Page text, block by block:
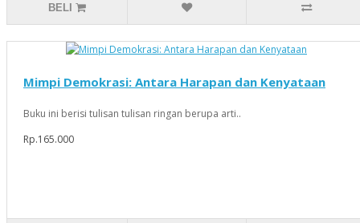
BELI
Mimpi Demokrasi: Antara Harapan dan Kenyataan
Buku ini berisi tulisan tulisan ringan berupa arti..
Rp.165.000